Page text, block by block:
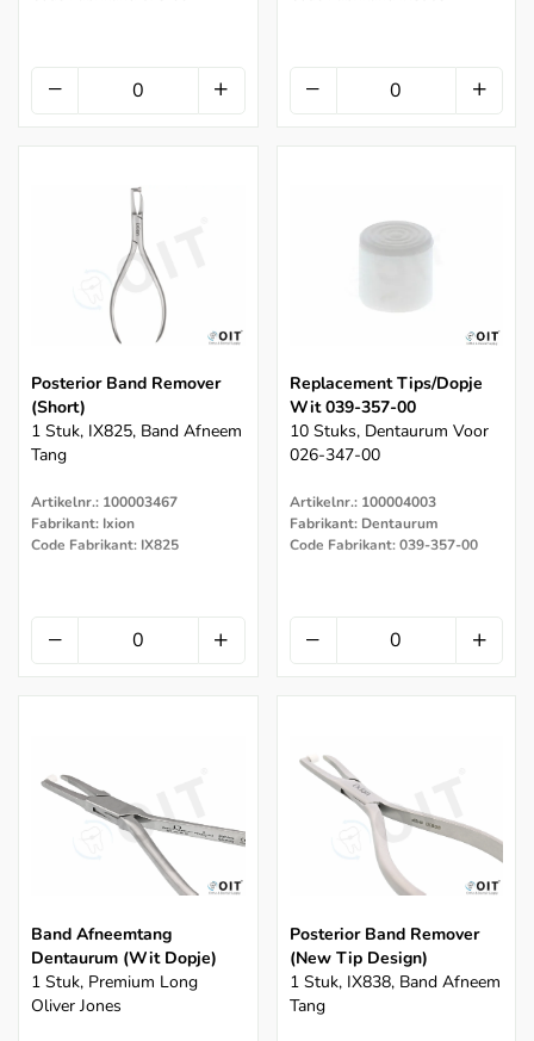
Posterior Band Remover
(Short)
1 Stuk, IX825, Band Afneem
Tang
Artikelnr.: 100003467
Fabrikant: Ixion
Code Fabrikant: IX825
Replacement Tips/Dopje
Wit 039-357-00
10 Stuks, Dentaurum Voor
026-347-00
Artikelnr.: 100004003
Fabrikant: Dentaurum
Code Fabrikant: 039-357-00
Band Afneemtang
Dentaurum (wit Dopje)
1 Stuk, Premium Long
Oliver Jones
Posterior Band Remover
(new Tip Design)
1 Stuk, IX838, Band Afneem
Tang